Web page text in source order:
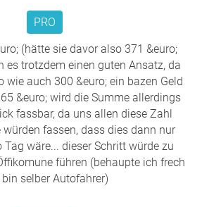
PRO
(hätte sie davor also 371 &euro;
es trotzdem einen guten Ansatz, da
wie auch 300 &euro; ein bazen Geld
&euro; wird die Summe allerdings
fassbar, da uns allen diese Zahl
fassen, dass dies dann nur
Tag wäre... dieser Schritt würde zu
führen (behaupte ich frech
selber Autofahrer)